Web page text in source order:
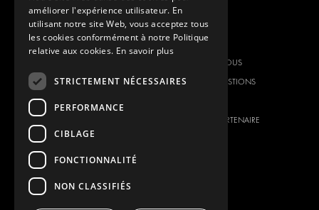
FORD
HYUNDAI
IVECO
MAXUS
MERCEDES
NISSAN
OPEL
PEUGEOT
TOYOTA
NOUVELLES
CONTACT
CONTACTEZ-NOUS
FOIRE AUX QUESTIONS
DEVENIR UN PARTENAIRE
améliorer l'expérience utilisateur. En
utilisant notre site Web, vous acceptez tous
les cookies conformément à notre Politique
relative aux cookies. En savoir plus
STRICTEMENT NÉCESSAIRES
PERFORMANCE
CIBLAGE
FONCTIONNALITÉ
NON CLASSIFIÉS